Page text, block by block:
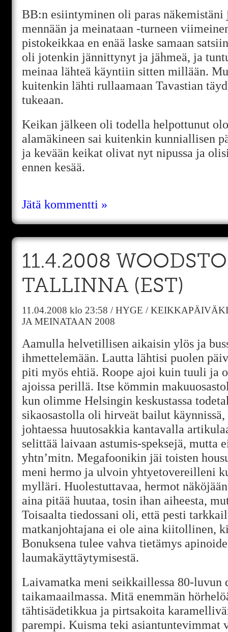
BB:n esiintyminen oli paras
mennään ja meinataan -turneen
pistokeikkaa en enää laske samaan
oli jotenkin jännittynyt ja jähmeä, ja
meinaa lähteä käyntiin sitten millään.
kuitenkin lähti rullaamaan Tavastian
tukeaan.
Keikan jälkeen oli todella helpottunut
alamäkineen sai kuitenkin kunniallisen
ja kevään keikat olivat nyt nipussa ja
ennen kesää.
Jätä kommentti »
11.4.2008
TALLINNA (EST)
11.04.2008 klo 23:58 /HYGE /
JA MEINATAAN 2008
Aamulla helvetillisen aikaisin ylös ja
ihmettelemään. Lautta lähtisi puolen
piti myös ehtiä. Roope ajoi kuin tuuli ja
ajoissa perillä. Itse kömmin
kun olimme Helsingin keskustassa
sikaosastolla oli hirveät bailut käynnissä,
johtaessa huutosakkia kantavalla
selittää laivaan astumis-speksejä, mutta
yhtn’mitn. Megafoonikin jäi toisten
meni hermo ja ulvoin yhtyetovereilleni
mylläri. Huolestuttavaa, hermot
aina pitää huutaa, tosin ihan aiheesta,
Toisaalta tiedossani oli, että pesti
matkanjohtajana ei ole aina kiitollinen,
Bonuksena tulee vahva tietämys
laumakäyttäytymisestä.
Laivamatka meni seikkaillessa 80-luvun
taikamaailmassa. Mitä enemmän
tähtisädetikkua ja pirtsakoita
parempi. Kuisma teki asiantuntevimmat